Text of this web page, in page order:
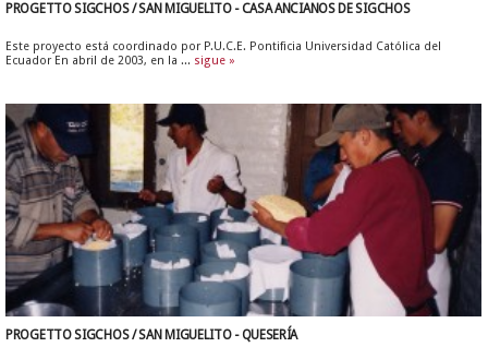
PROGETTO SIGCHOS / SAN MIGUELITO - CASA ANCIANOS DE SIGCHOS
Este proyecto está coordinado por P.U.C.E. Pontificia Universidad Católica del
Ecuador En abril de 2003, en la ... sigue »
PROGETTO SIGCHOS / SAN MIGUELITO - QUESERÍA